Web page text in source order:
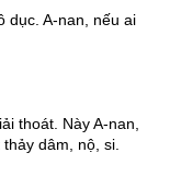
dục. A-nan, nếu ai
thoát. Này A-nan,
dâm, nộ, si.